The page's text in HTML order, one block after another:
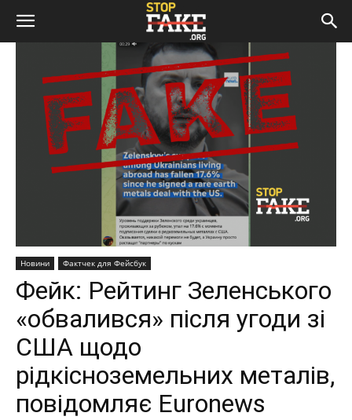
Новини Фактчек для Фейсбук
Фейк: Рейтинг Зеленського
«обвалився» після угоди зі
США щодо
рідкісноземельних металів,
повідомляє Euronews